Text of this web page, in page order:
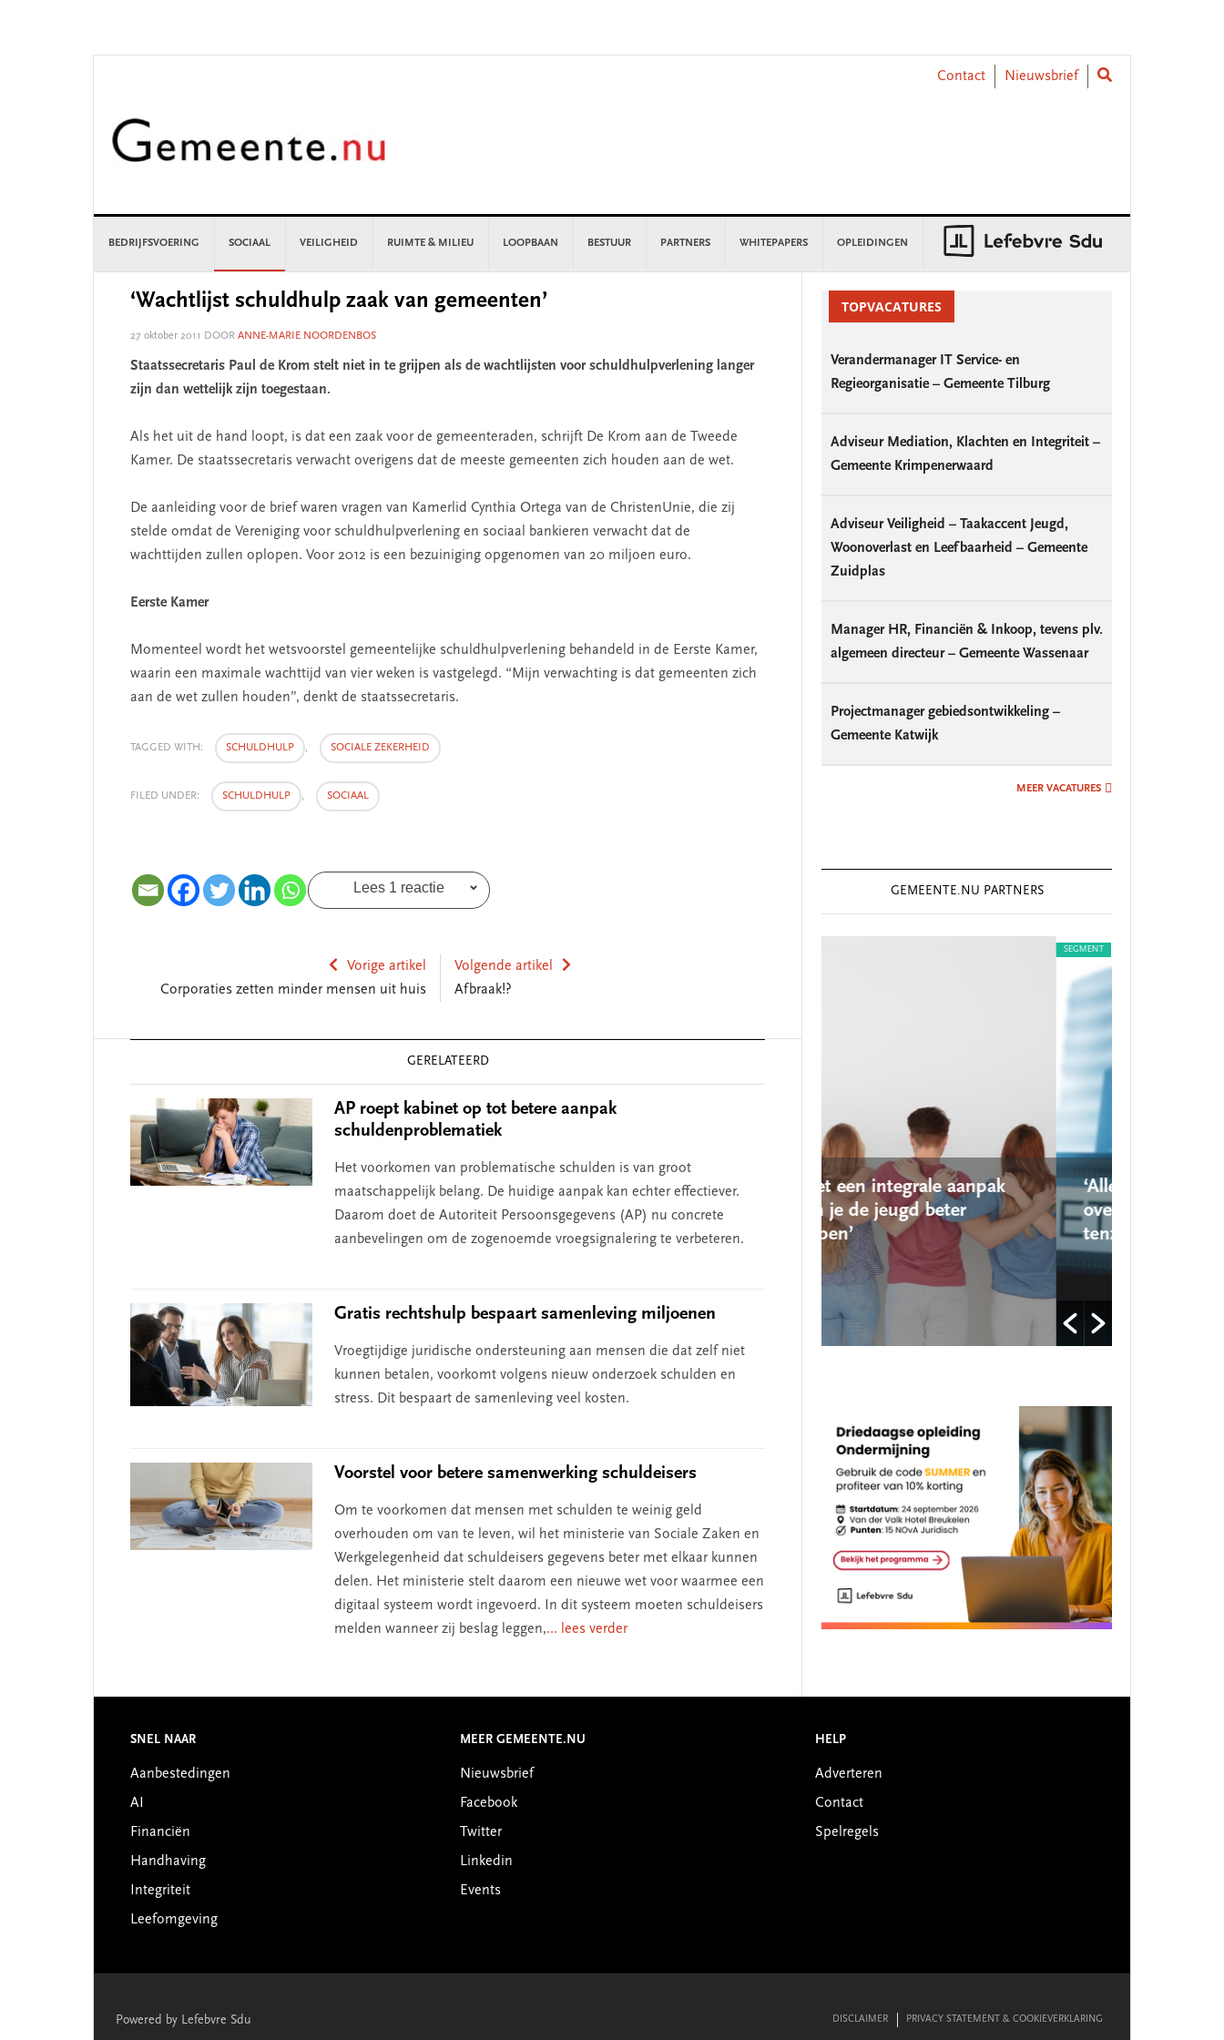
Contact
Nieuwsbrief
BEDRIJFSVOERING SOCIAAL VEILIGHEID RUIMTE & MILIEU LOOPBAAN BESTUUR PARTNERS WHITEPAPERS OPLEIDINGEN
‘Wachtlijst schuldhulp zaak van gemeenten’
27 oktober 2011 DOOR ANNE-MARIE NOORDENBOS
Staatssecretaris Paul de Krom stelt niet in te grijpen als de wachtlijsten voor schuldhulpverlening langer
zijn dan wettelijk zijn toegestaan.
Als het uit de hand loopt, is dat een zaak voor de gemeenteraden, schrijft De Krom aan de Tweede
Kamer. De staatssecretaris verwacht overigens dat de meeste gemeenten zich houden aan de wet.
De aanleiding voor de brief waren vragen van Kamerlid Cynthia Ortega van de ChristenUnie, die zij
stelde omdat de Vereniging voor schuldhulpverlening en sociaal bankieren verwacht dat de
wachttijden zullen oplopen. Voor 2012 is een bezuiniging opgenomen van 20 miljoen euro.
Eerste Kamer
Momenteel wordt het wetsvoorstel gemeentelijke schuldhulpverlening behandeld in de Eerste Kamer,
waarin een maximale wachttijd van vier weken is vastgelegd. “Mijn verwachting is dat gemeenten zich
aan de wet zullen houden”, denkt de staatssecretaris.
TAGGED WITH: SCHULDHULP , SOCIALE ZEKERHEID
FILED UNDER: SCHULDHULP , SOCIAAL
Lees 1 reactie
Vorige artikel
Corporaties zetten minder mensen uit huis
Volgende artikel
Afbraak!?
GERELATEERD
AP roept kabinet op tot betere aanpak
schuldenproblematiek
Het voorkomen van problematische schulden is van groot
maatschappelijk belang. De huidige aanpak kan echter effectiever.
Daarom doet de Autoriteit Persoonsgegevens (AP) nu concrete
aanbevelingen om de zogenoemde vroegsignalering te verbeteren.
Gratis rechtshulp bespaart samenleving miljoenen
Vroegtijdige juridische ondersteuning aan mensen die dat zelf niet
kunnen betalen, voorkomt volgens nieuw onderzoek schulden en
stress. Dit bespaart de samenleving veel kosten.
Voorstel voor betere samenwerking schuldeisers
Om te voorkomen dat mensen met schulden te weinig geld
overhouden om van te leven, wil het ministerie van Sociale Zaken en
Werkgelegenheid dat schuldeisers gegevens beter met elkaar kunnen
delen. Het ministerie stelt daarom een nieuwe wet voor waarmee een
digitaal systeem wordt ingevoerd. In dit systeem moeten schuldeisers
melden wanneer zij beslag leggen,... lees verder
SidebarTOPVACATURES
Verandermanager IT Service- en
Regieorganisatie – Gemeente Tilburg
Adviseur Mediation, Klachten en Integriteit –
Gemeente Krimpenerwaard
Adviseur Veiligheid – Taakaccent Jeugd,
Woonoverlast en Leefbaarheid – Gemeente
Zuidplas
Manager HR, Financiën & Inkoop, tevens plv.
algemeen directeur – Gemeente Wassenaar
Projectmanager gebiedsontwikkeling –
Gemeente Katwijk
MEER VACATURES
GEMEENTE.NU PARTNERS
De missie van Segment
‘Persoonlijk leiderschap
begint bij zelfkennis’
‘Met een integrale aanpak
kun je de jeugd beter
helpen’
‘Alles onder de Wet open
overheid is openbaar,
tenzij…’
Footer
SNEL NAAR
Aanbestedingen
AI
Financiën
Handhaving
Integriteit
Leefomgeving
MEER GEMEENTE.NU
Nieuwsbrief
Facebook
Twitter
Linkedin
Events
HELP
Adverteren
Contact
Spelregels
Powered by Lefebvre Sdu DISCLAIMER PRIVACY STATEMENT & COOKIEVERKLARING